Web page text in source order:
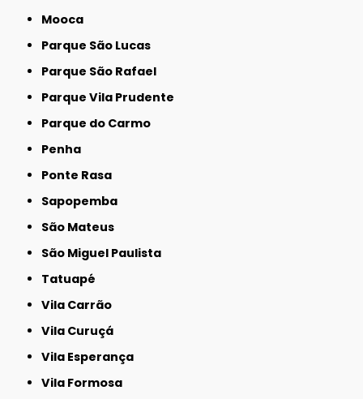
Mooca
Parque São Lucas
Parque São Rafael
Parque Vila Prudente
Parque do Carmo
Penha
Ponte Rasa
Sapopemba
São Mateus
São Miguel Paulista
Tatuapé
Vila Carrão
Vila Curuçá
Vila Esperança
Vila Formosa